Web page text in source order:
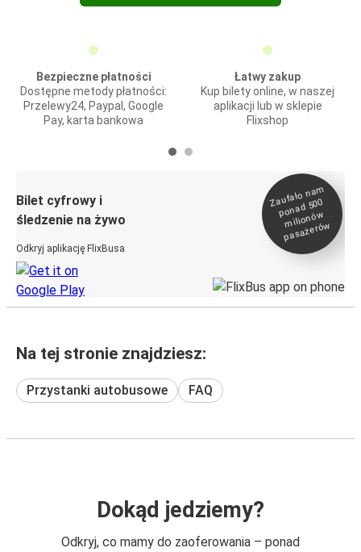
Bezpieczne płatności
Dostępne metody płatności:
Przelewy24, Paypal, Google
Pay, karta bankowa
Łatwy zakup
Kup bilety online, w naszej
aplikacji lub w sklepie
Flixshop
Bilet cyfrowy i
śledzenie na żywo
Odkryj aplikację FlixBusa
Zaufało na
m
ponad 500
milionó
w
pasażeró
w
Na tej stronie znajdziesz:
Przystanki autobusowe FAQ
Dokąd jedziemy?
Odkryj, co mamy do zaoferowania – ponad